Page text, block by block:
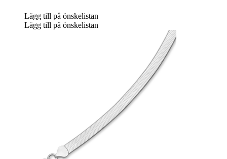
Lägg till på önskelistan
Lägg till på önskelistan